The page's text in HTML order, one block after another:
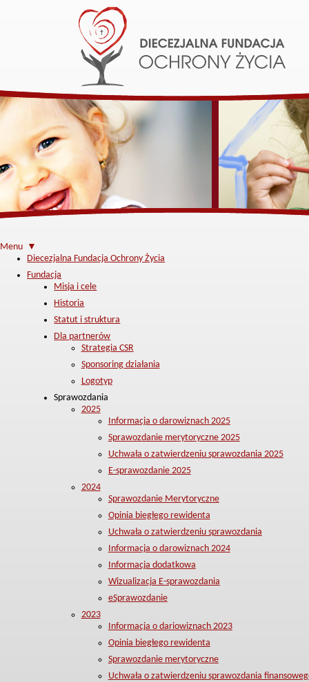
Menu ▼
Diecezjalna Fundacja Ochrony Życia
Fundacja
Misja i cele
Historia
Statut i struktura
Dla partnerów
Strategia CSR
Sponsoring działania
Logotyp
Sprawozdania
2025
Informacja o darowiznach 2025
Sprawozdanie merytoryczne 2025
Uchwała o zatwierdzeniu sprawozdania 2025
E-sprawozdanie 2025
2024
Sprawozdanie Merytoryczne
Opinia biegłego rewidenta
Uchwała o zatwierdzeniu sprawozdania
Informacja o darowiznach 2024
Informacja dodatkowa
Wizualizacja E-sprawozdania
eSprawozdanie
2023
Informacja o dariowiznach 2023
Opinia biegłego rewidenta
Sprawozdanie merytoryczne
Uchwała o zatwierdzeniu sprawozdania